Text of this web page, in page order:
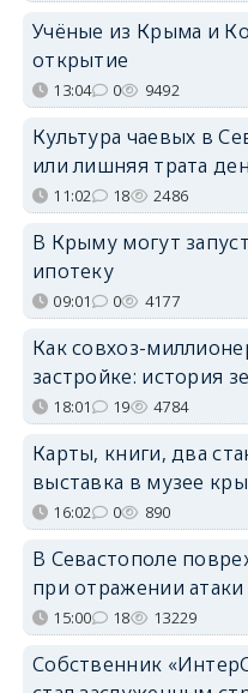
Учёные из Крыма и
открытие
13:04 0 9492
Культура чаевых в
или лишняя трата
11:02 18 2486
В Крыму могут
ипотеку
09:01 0 4177
Как совхоз-
застройке: история
18:01 19 4784
Карты, книги, два
выставка в музее
16:02 0 890
В Севастополе
при отражении
15:00 18 13229
Собственник